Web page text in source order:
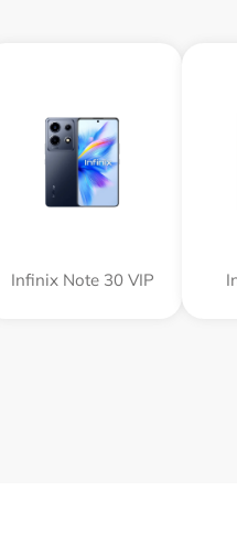
Infinix Note 30 VIP